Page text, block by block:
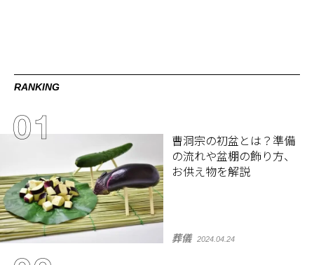
RANKING
曹洞宗の初盆とは？準備
の流れや盆棚の飾り方、
お供え物を解説
葬儀 2024.04.24